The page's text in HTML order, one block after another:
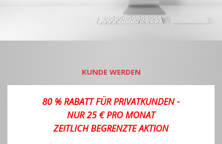
KUNDE WERDEN
80 % RABATT FÜR PRIVATKUNDEN -
NUR 25 € PRO MONAT
ZEITLICH BEGRENZTE AKTION